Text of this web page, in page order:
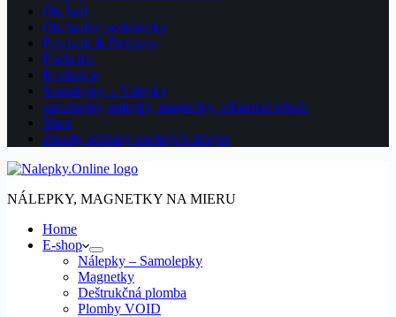
Obchod
Obchodné podmienky
Payment & Delivery
Pokladňa
Realizácie
Samolepky – Nálepky
samolepky, nálepky, magnetky, reklamné tabule
Shop
Zásady ochrany osobných údajov
NÁLEPKY, MAGNETKY NA MIERU
Home
E-shop
Nálepky – Samolepky
Magnetky
Deštrukčná plomba
Plomby VOID